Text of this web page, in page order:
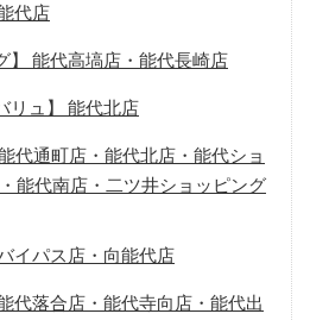
代店
】 能代高塙店・能代長崎店
リュ】 能代北店
代通町店・能代北店・能代ショ
能代南店・二ツ井ショッピング
イパス店・向能代店
代落合店・能代寺向店・能代出